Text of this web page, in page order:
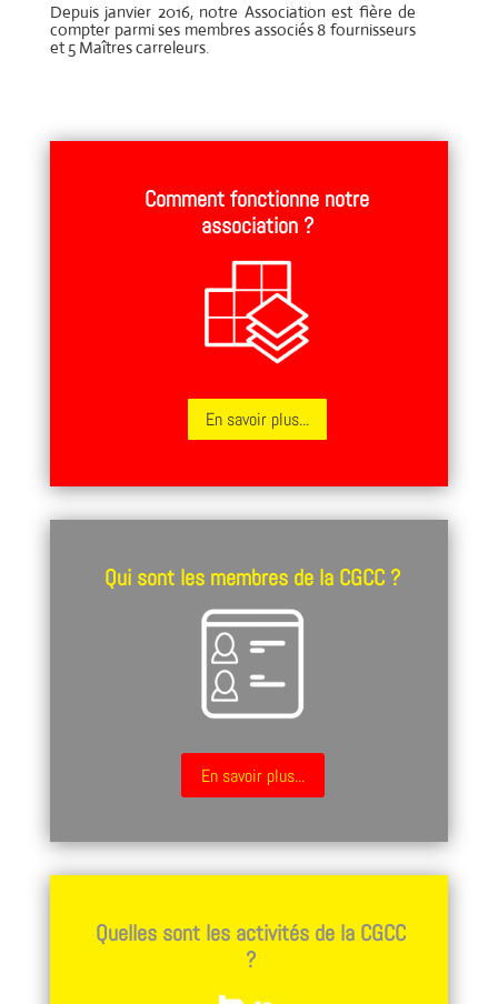
Depuis janvier 2016, notre Association est fière de
compter parmi ses membres associés 8 fournisseurs
et 5 Maîtres carreleurs.
Comment fonctionne notre
association ?
En savoir plus...
Qui sont les membres de la CGCC ?
En savoir plus...
Quelles sont les activités de la CGCC
?